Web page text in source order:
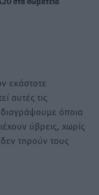
στα σωματεία
εκάστοτε
αυτές τις
όποια
ύβρεις, χωρίς
τηρούν τους